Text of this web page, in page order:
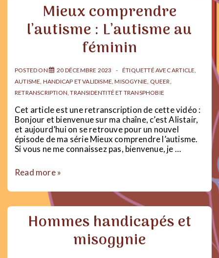
féminisme
Mieux comprendre
l’autisme : L’autisme au
féminin
POSTED ON 20 DÉCEMBRE 2023 ÉTIQUETTÉ AVECARTICLE,
AUTISME, HANDICAP ET VALIDISME,MISOGYNIE, QUEER,
RETRANSCRIPTION,TRANSIDENTITÉ ET TRANSPHOBIE
Cet article est une retranscription de cette vidéo :
Bonjour et bienvenue sur ma chaîne, c’est Alistair,
et aujourd’hui on se retrouve pour un nouvel
épisode de ma série Mieux comprendre l’autisme.
Si vous ne me connaissez pas, bienvenue, je …
Mieux
l’autisme
Read more »
Hommes handicapés et
misogynie